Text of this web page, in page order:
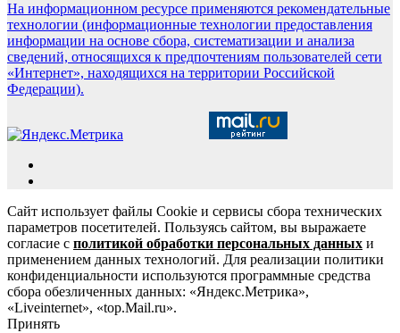
На информационном ресурсе применяются рекомендательные
технологии (информационные технологии предоставления
информации на основе сбора, систематизации и анализа
сведений, относящихся к предпочтениям пользователей сети
«Интернет», находящихся на территории Российской
Федерации).
Сайт использует файлы Cookie и сервисы сбора технических
параметров посетителей. Пользуясь сайтом, вы выражаете
согласие с политикой обработки персональных данных и
применением данных технологий. Для реализации политики
конфиденциальности используются программные средства
сбора обезличенных данных: «Яндекс.Метрика»,
«Liveinternet», «top.Mail.ru».
Принять